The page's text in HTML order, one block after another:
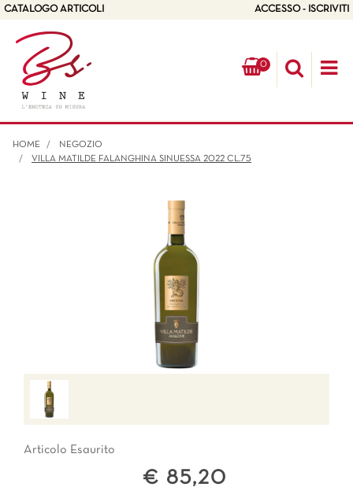
CATALOGO ARTICOLI ACCESSO - ISCRIVITI
0
HOME
NEGOZIO
VILLA MATILDE FALANGHINA SINUESSA 2022 CL.75
Articolo Esaurito
€ 85,20